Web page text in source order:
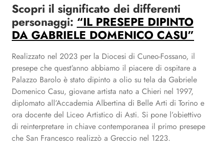
Scopri il significato dei differenti
personaggi: “IL PRESEPE DIPINTO
DA GABRIELE DOMENICO CASU”
Realizzato nel 2023 per la Diocesi di Cuneo-Fossano, il
presepe che quest’anno abbiamo il piacere di ospitare a
Palazzo Barolo è stato dipinto a olio su tela da Gabriele
Domenico Casu, giovane artista nato a Chieri nel 1997,
diplomato all’Accademia Albertina di Belle Arti di Torino e
ora docente del Liceo Artistico di Asti. Si pone l’obiettivo
di reinterpretare in chiave contemporanea il primo presepe
che San Francesco realizzò a Greccio nel 1223.